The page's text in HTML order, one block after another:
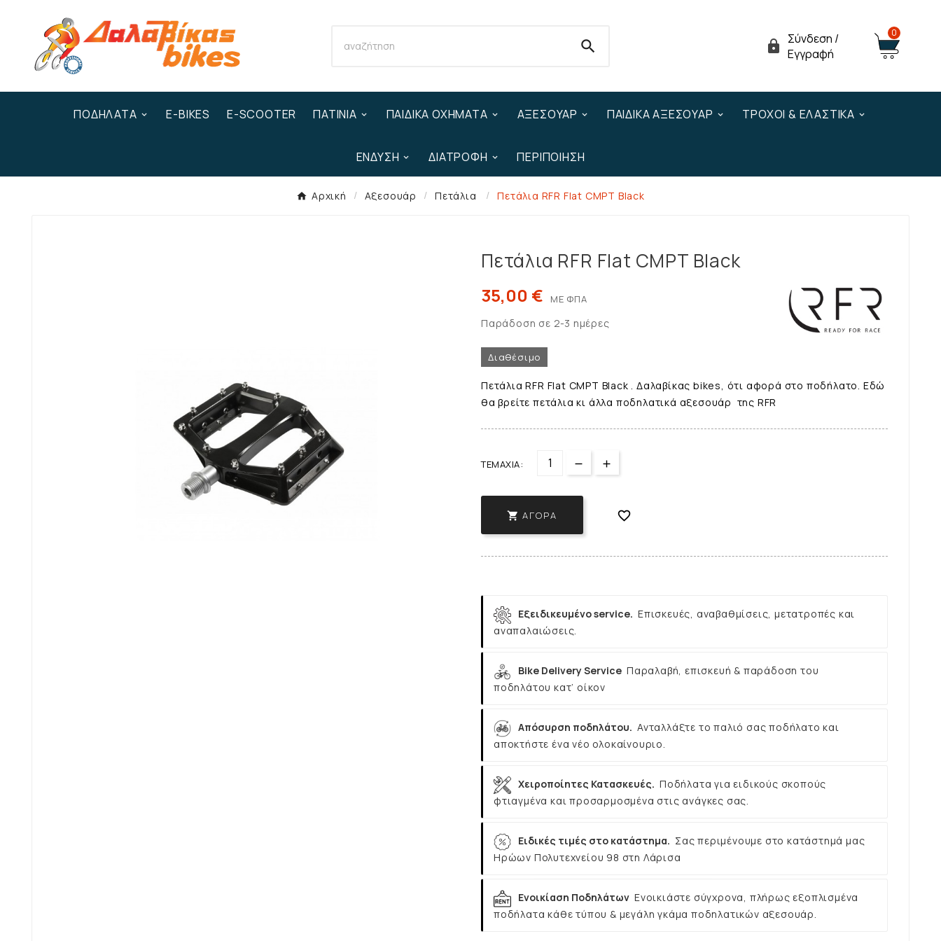
  Σύνδεση /
Εγγραφή
0
ΠΟΔΉΛΑΤΑ E-BIKES E-SCOOTER ΠΑΤΊΝΙΑ ΠΑΙΔΙΚΆ ΟΧΉΜΑΤΑ ΑΞΕΣΟΥΆΡ ΠΑΙΔΙΚΆ ΑΞΕΣΟΥΆΡ ΤΡΟΧΟΊ & ΕΛΑΣΤΙΚΆ
ΈΝΔΥΣΗ ΔΙΑΤΡΟΦΉ ΠΕΡΙΠΟΊΗΣΗ
Αρχική Αξεσουάρ Πετάλια Πετάλια RFR Flat CMPT Black
Πετάλια RFR Flat CMPT Black
35,00 € ΜΕ ΦΠΑ
Παράδοση σε 2-3 ημέρες
Διαθέσιμο
Πετάλια RFR Flat CMPT Black . Δαλαβίκας bikes, ότι αφορά στο ποδήλατο. Εδώ
θα βρείτε πετάλια κι άλλα ποδηλατικά αξεσουάρ της RFR
ΤΕΜΆΧΙΑ:
 ΑΓΟΡΆ 
Εξειδικευμένο service. Επισκευές, αναβαθμίσεις, μετατροπές και
αναπαλαιώσεις.
Bike Delivery Service Παραλαβή, επισκευή & παράδοση του
ποδηλάτου κατ’ οίκον
Απόσυρση ποδηλάτου. Ανταλλάξτε το παλιό σας ποδήλατο και
αποκτήστε ένα νέο ολοκαίνουριο.
Χειροποίητες Κατασκευές. Ποδήλατα για ειδικούς σκοπούς
φτιαγμένα και προσαρμοσμένα στις ανάγκες σας.
Ειδικές τιμές στο κατάστημα. Σας περιμένουμε στο κατάστημά μας
Ηρώων Πολυτεχνείου 98 στη Λάρισα
Ενοικίαση Ποδηλάτων Ενοικιάστε σύγχρονα, πλήρως εξοπλισμένα
ποδήλατα κάθε τύπου & μεγάλη γκάμα ποδηλατικών αξεσουάρ.